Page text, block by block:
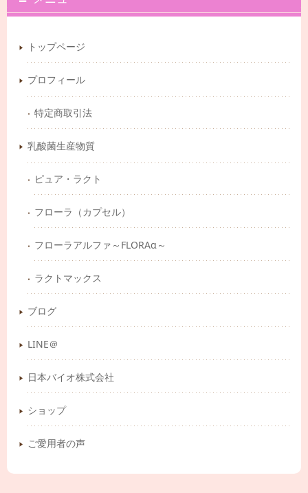
トップページ
プロフィール
特定商取引法
乳酸菌生産物質
ピュア・ラクト
フローラ（カプセル）
フローラアルファ～FLORAα～
ラクトマックス
ブログ
LINE＠
日本バイオ株式会社
ショップ
ご愛用者の声